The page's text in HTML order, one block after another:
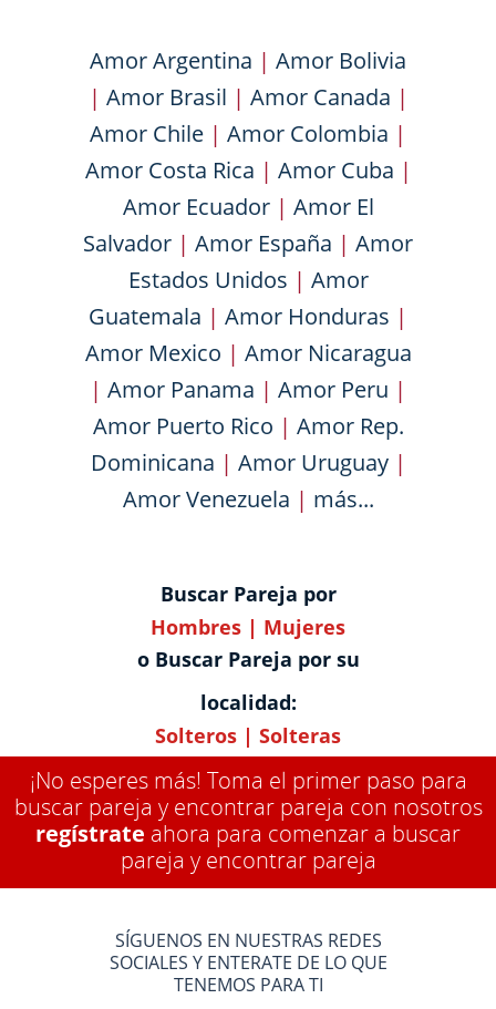
Amor Argentina | Amor Bolivia
| Amor Brasil | Amor Canada |
Amor Chile | Amor Colombia |
Amor Costa Rica | Amor Cuba |
Amor Ecuador| Amor El
Salvador | Amor España | Amor
Estados Unidos | Amor
Guatemala | Amor Honduras |
Amor Mexico | Amor Nicaragua
| Amor Panama | Amor Peru |
Amor Puerto Rico | Amor Rep.
Dominicana | Amor Uruguay|
Amor Venezuela | más...
Buscar Pareja por
Hombres | Mujeres
o Buscar Pareja por su
localidad:
Solteros | Solteras
¡No esperes más! Toma el primer paso para
buscar pareja y encontrar pareja con nosotros
regístrate ahora para comenzar a buscar
pareja y encontrar pareja
SÍGUENOS EN NUESTRAS REDES
SOCIALES Y ENTERATE DE LO QUE
TENEMOS PARA TI